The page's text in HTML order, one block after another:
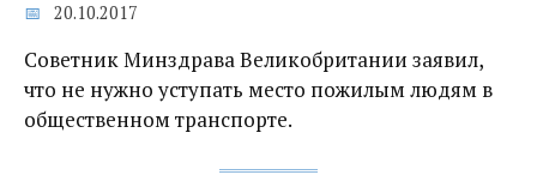
20.10.2017
Советник Минздрава Великобритании заявил,
что не нужно уступать место пожилым людям в
общественном транспорте.